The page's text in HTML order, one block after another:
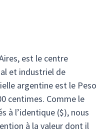
est le centre
et industriel de
argentine est le Peso
centimes. Comme le
à l’identique ($), nous
à la valeur dont il